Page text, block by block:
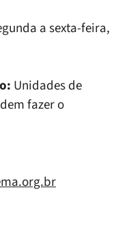
a sexta-feira,
Unidades de
fazer o